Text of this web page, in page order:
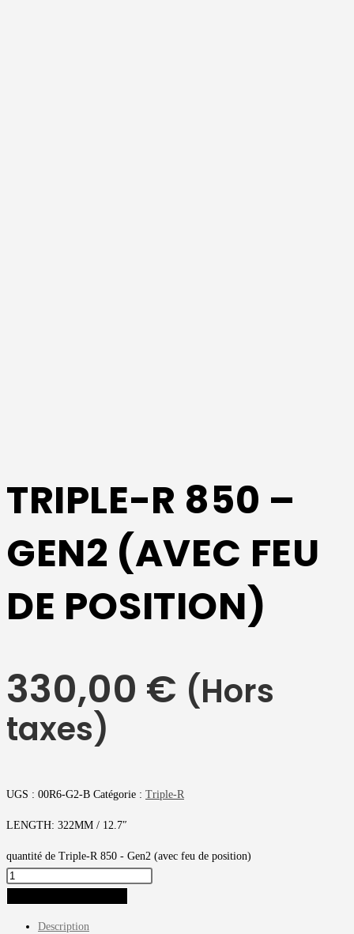
TRIPLE-R 850 –
GEN2 (AVEC FEU
DE POSITION)
330,00 € (Hors
taxes)
UGS : 00R6-G2-B Catégorie : Triple-R
LENGTH: 322MM / 12.7″
quantité de Triple-R 850 - Gen2 (avec feu de position)
Description